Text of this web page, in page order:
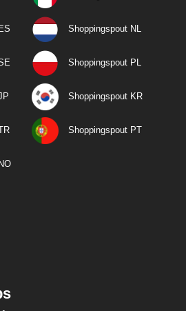
Shoppingspout NL
Shoppingspout PL
Shoppingspout KR
Shoppingspout PT